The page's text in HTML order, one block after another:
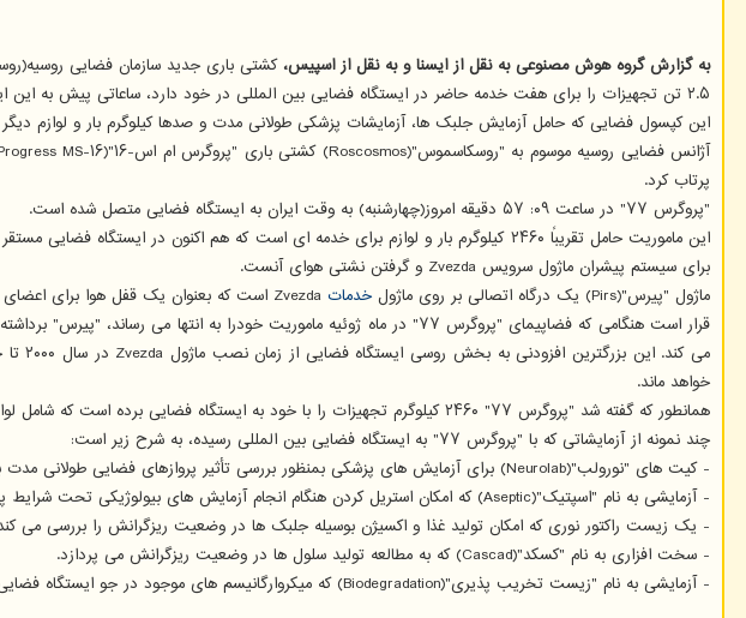
به گزارش گروه هوش مصنوعی به نقل از ایسنا و به نقل از اسپیس،
۲.۵ تن تجهیزات را برای هفت خدمه حاضر در ایستگاه فضایی بین المللی در خود دارد، ساعاتی پیش به این ایستگاه فضایی رسید.
این کپسول فضایی که حامل آزمایش جلبک ها، آزمایشات پزشکی طولانی مدت و صدها کیلوگرم بار و لوازم
پرتاب کرد.
"پروگرس ۷۷" در ساعت ۰۹: ۵۷ دقیقه امروز(چهارشنبه) به وقت ایران به ایستگاه فضایی متصل شده است.
برای سیستم پیشران ماژول سرویس Zvezda و گرفتن نشتی هوای آنست.
ماژول "پیرس"(Pirs) یک درگاه اتصالی بر روی ماژول
خدمات
خواهد ماند.
همانطور که گفته شد "پروگرس ۷۷" ۲۴۶۰ کیلوگرم تجهیزات را با خود به ایستگاه فضایی برده است که شامل لوازم و تجهیزات برای خدمه "اکسپدیشن ۶۴" مستقر در این ایستگاه است.
چند نمونه از آزمایشاتی که با "پروگرس ۷۷" به ایستگاه فضایی بین المللی رسیده، به شرح زیر است:
- کیت های "نورولب"(Neurolab) برای آزمایش های پزشکی بمنظور بررسی تأثیر پروازهای فضایی طولانی مدت بر روی فضانوردان روسی
- آزمایشی به نام "اسپتیک"(Aseptic) که امکان استریل کردن هنگام انجام آزمایش های بیولوژیکی تحت شرایط پرواز فضایی را فراهم می آورد.
- یک زیست راکتور نوری که امکان تولید غذا و اکسیژن بوسیله جلبک ها در وضعیت ریزگرانش را بررسی می
- سخت افزاری به نام "کسکد"(Cascad) که به مطالعه تولید سلول ها در وضعیت ریزگرانش می پردازد.
- آزمایشی به نام "زیست تخریب پذیری"(Biodegradation) که میکروارگانیسم های موجود در جو ایستگاه فضایی را بررسی می کند تا ببیند چگونه بر مواد ساختاری آن تأثیر می گذارند.